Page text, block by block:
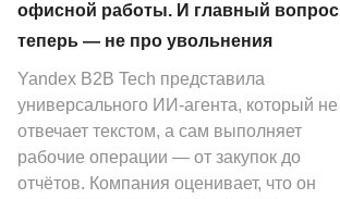
офисной работы. И главный вопрос
теперь — не про увольнения
Yandex B2B Tech представила
универсального ИИ-агента, который не
отвечает текстом, а сам выполняет
рабочие операции — от закупок до
отчётов. Компания оценивает, что он